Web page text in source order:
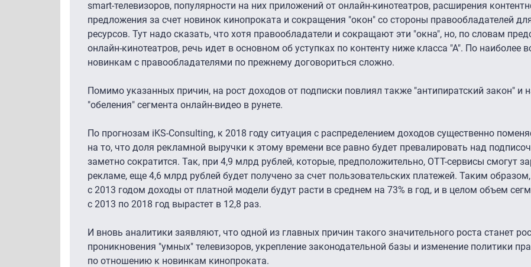
smart-телевизоров, популярности на них приложений от онлайн-кинотеатров, расширения
предложения за счет новинок кинопроката и сокращения "окон" со стороны правообладателей
ресурсов. Тут надо сказать, что хотя правообладатели и сокращают эти "окна", но, по словам
онлайн-кинотеатров, речь идет в основном об уступках по контенту ниже класса "А". По наиболее
новинкам с правообладателями по прежнему договориться сложно.
Помимо указанных причин, на рост доходов от подписки повлиял также "антипиратский закон" и
"обеления" сегмента онлайн-видео в рунете.
По прогнозам iKS-Consulting, к 2018 году ситуация с распределением доходов существенно
на то, что доля рекламной выручки к этому времени все равно будет превалировать над
заметно сократится. Так, при 4,9 млрд рублей, которые, предположительно, OTT-сервисы смогут
рекламе, еще 4,6 млрд рублей будет получено за счет пользовательских платежей. Таким
с 2013 годом доходы от платной модели будут расти в среднем на 73% в год, и в целом объем
с 2013 по 2018 год вырастет в 12,8 раз.
И вновь аналитики заявляют, что одной из главных причин такого значительного роста станет
проникновения "умных" телевизоров, укрепление законодательной базы и изменение политики
по отношению к новинкам кинопроката.